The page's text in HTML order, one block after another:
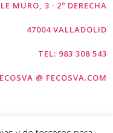
MURO, 3 · 2º DERECHA
47004 VALLADOLID
TEL: 983 308 543
@ FECOSVA.COM